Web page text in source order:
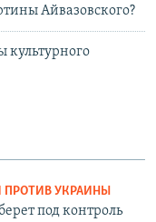
Айвазовского?
ПРОТИВ УКРАИНЫ
под контроль